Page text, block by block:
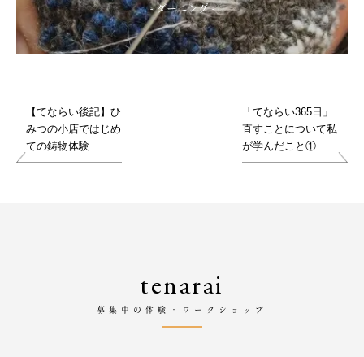
- ダーニング -
【てならい後記】ひ
みつの小店ではじめ
ての鋳物体験
「てならい365日」
直すことについて私
が学んだこと①
tenarai
-募集中の体験・ワークショップ-